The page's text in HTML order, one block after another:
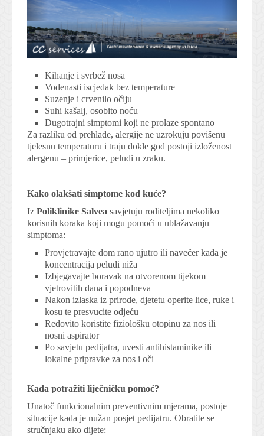
Kihanje i svrbež nosa
Vodenasti iscjedak bez temperature
Suzenje i crvenilo očiju
Suhi kašalj, osobito noću
Dugotrajni simptomi koji ne prolaze spontano
Za razliku od prehlade, alergije ne uzrokuju povišenu
tjelesnu temperaturu i traju dokle god postoji izloženost
alergenu – primjerice, peludi u zraku.
Kako olakšati simptome kod kuće?
Iz Poliklinike Salvea savjetuju roditeljima nekoliko
korisnih koraka koji mogu pomoći u ublažavanju
simptoma:
Provjetravajte dom rano ujutro ili navečer kada je
koncentracija peludi niža
Izbjegavajte boravak na otvorenom tijekom
vjetrovitih dana i popodneva
Nakon izlaska iz prirode, djetetu operite lice, ruke i
kosu te presvucite odjeću
Redovito koristite fiziološku otopinu za nos ili
nosni aspirator
Po savjetu pedijatra, uvesti antihistaminike ili
lokalne pripravke za nos i oči
Kada potražiti liječničku pomoć?
Unatoč funkcionalnim preventivnim mjerama, postoje
situacije kada je nužan posjet pedijatru. Obratite se
stručnjaku ako dijete: